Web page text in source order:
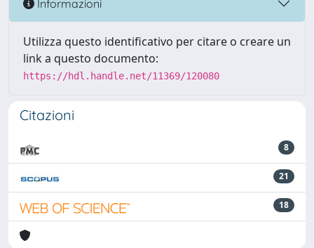
Informazioni
Utilizza questo identificativo per citare o creare un
link a questo documento:
https://hdl.handle.net/11369/120080
Citazioni
8
21
18